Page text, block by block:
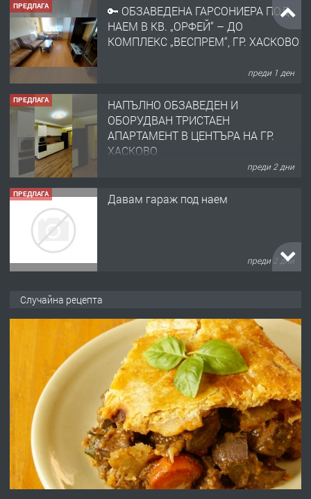
ПРЕДЛАГА
🔑 ОБЗАВЕДЕНА ГАРСОНИЕРА ПОД
НАЕМ В КВ. „ОРФЕЙ“ – ДО
КОМПЛЕКС „ВЕСПРЕМ“, ГР. ХАСКОВО
преди 1 ден
ПРЕДЛАГА
НАПЪЛНО ОБЗАВЕДЕН И
ОБОРУДВАН ТРИСТАЕН
АПАРТАМЕНТ В ЦЕНТЪРА НА ГР.
ХАСКОВО
преди 2 дни
ПРЕДЛАГА Давам гараж под наем
преди 2 дни
градската градина!
преди 2 дни
ПРЕДЛАГА
ПРОСТОРЕН ТРИСТАЕН
АПАРТАМЕНТ В НОВА СГРАДА КВ.
КУБА
преди 3 дни
ПРЕДЛАГА
Продавам парцел в гр. Хасково кв.
Случайна рецепта